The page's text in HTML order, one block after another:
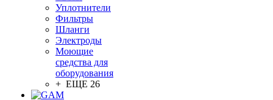
Уплотнители
Фильтры
Шланги
Электроды
Моющие
средства для
оборудования
+ ЕЩЕ 26